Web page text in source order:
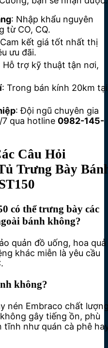
: Nhập khẩu nguyên
từ CO, CQ.
kết giá tốt nhất thị
ưu đãi.
Hỗ trợ kỹ thuật tận nơi,
: Trong bán kính 20km tại
: Đội ngũ chuyên gia
qua hotline 0982-145-
Câu Hỏi
Trưng Bày
có thể trưng bày các
bánh không?
quản đồ uống, hoa quả
khác miễn là yêu cầu
không?
nén Embraco chất
gây tiếng ồn, phù
tĩnh như quán cà phê